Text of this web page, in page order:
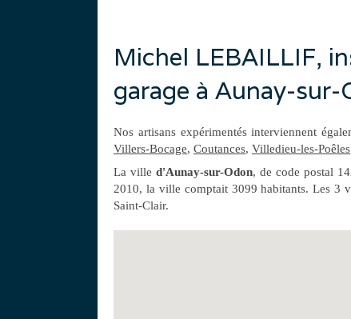
Michel LEBAILLIF,
garage à Aunay-sur-
Nos artisans expérimentés interviennent
Villers-Bocage, Coutances, Villedieu-les-Poêles
La ville d'Aunay-sur-Odon, de code postal
2010, la ville comptait 3099 habitants. Les 3
Saint-Clair.